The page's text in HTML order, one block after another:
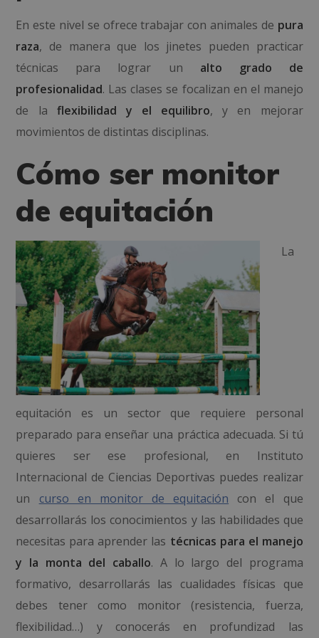
En este nivel se ofrece trabajar con animales de pura
raza, de manera que los jinetes pueden practicar
técnicas para lograr un alto grado de
profesionalidad. Las clases se focalizan en el manejo
de la flexibilidad y el equilibro, y en mejorar
movimientos de distintas disciplinas.
Cómo ser monitor
de equitación
La
equitación es un sector que requiere personal
preparado para enseñar una práctica adecuada. Si tú
quieres ser ese profesional, en Instituto
Internacional de Ciencias Deportivas puedes realizar
un curso en monitor de equitación con el que
desarrollarás los conocimientos y las habilidades que
necesitas para aprender las técnicas para el manejo
y la monta del caballo. A lo largo del programa
formativo, desarrollarás las cualidades físicas que
debes tener como monitor (resistencia, fuerza,
flexibilidad…) y conocerás en profundizad las